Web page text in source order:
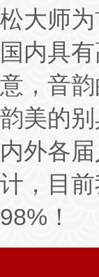
订单号为：
很好，跟我不厌
起名强烈推荐给你
订单号为：
全符合了我的要
我日后一定介绍
最好的一款服务
松大师
国内具
意，音
韵美的
内外各
计，目
98%！